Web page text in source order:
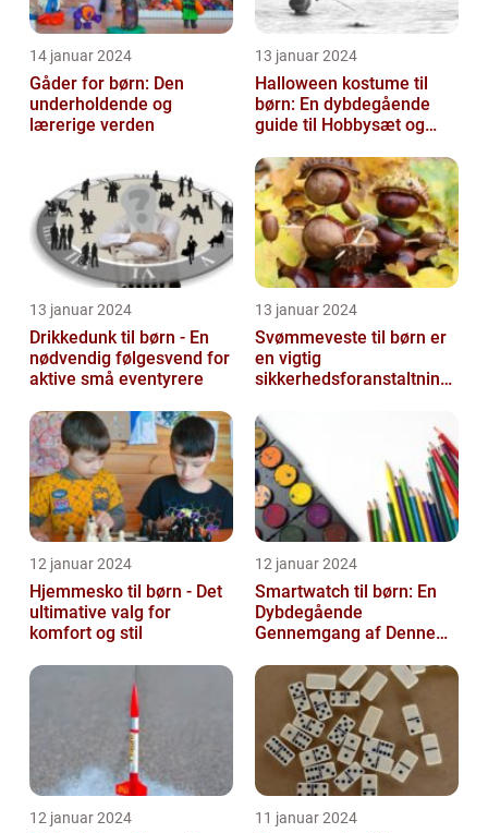
14 januar 2024
Gåder for børn: Den
underholdende og
lærerige verden
13 januar 2024
Halloween kostume til
børn: En dybdegående
guide til Hobbysæt og
13 januar 2024
Drikkedunk til børn - En
nødvendig følgesvend for
aktive små eventyrere
13 januar 2024
Svømmeveste til børn er
en vigtig
sikkerhedsforanstaltning,
vandaktiviteter
12 januar 2024
Hjemmesko til børn - Det
ultimative valg for
komfort og stil
12 januar 2024
Smartwatch til børn: En
Dybdegående
Gennemgang af Denne
12 januar 2024 11 januar 2024